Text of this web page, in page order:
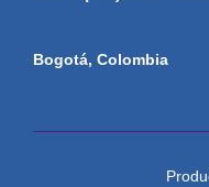
Bogotá, Colombia